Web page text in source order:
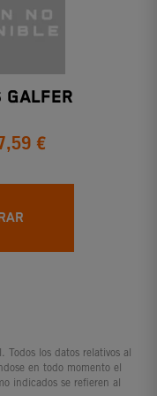
GALFER
€
los datos relativos al
en todo momento el
indicados se refieren al